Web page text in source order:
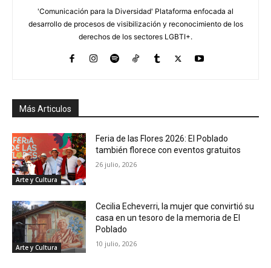
'Comunicación para la Diversidad' Plataforma enfocada al
desarrollo de procesos de visibilización y reconocimiento de los
derechos de los sectores LGBTI+.
Más Articulos
Arte y Cultura
Feria de las Flores 2026: El Poblado
también florece con eventos gratuitos
26 julio, 2026
Arte y Cultura
Cecilia Echeverri, la mujer que convirtió su
casa en un tesoro de la memoria de El
Poblado
10 julio, 2026